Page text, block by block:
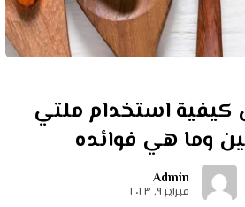
استخدام ملتي
وما هي فوائده
Admin
فبراير ٩, ٢٠٢٣